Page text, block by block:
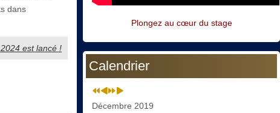
dans
est lancé !
Plongez au cœur du stage
Calendrier
Décembre 2019